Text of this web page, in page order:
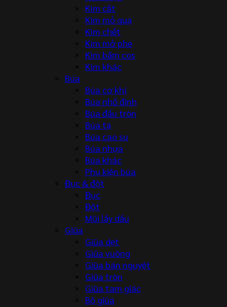
Kìm cắt
Kìm mỏ quạ
Kìm chết
Kìm mở phe
Kìm bấm cos
Kìm khác
Búa
Búa cơ khí
Búa nhổ đinh
Búa đầu tròn
Búa tạ
Búa cao su
Búa nhựa
Búa khác
Phụ kiện búa
Đục & đột
Đục
Đột
Mũi lấy dấu
Giũa
Giũa dẹt
Giũa vuông
Giũa bán nguyệt
Giũa tròn
Giũa tam giác
Bộ giũa